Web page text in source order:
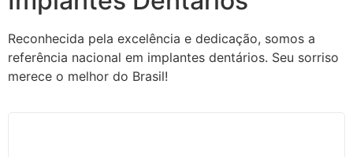
Reconhecida pela excelência e dedicação, somos a
referência nacional em implantes dentários. Seu sorriso
merece o melhor do Brasil!